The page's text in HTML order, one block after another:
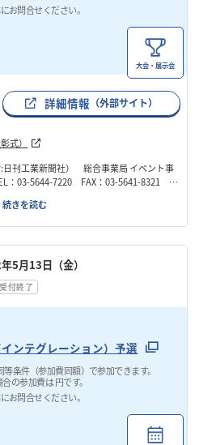
お問合せください。
大会・展示会
詳細情報 （外部サイト）
式）
日刊工業新聞社） 総合事業局 イベント事
03-5644-7220 FAX：03-5641-8321 E
5月13日（金）
付終了
ンテグレーション）予選
条件（参加費同額）で参加できます。
の参加費は 円です。
お問合せください。